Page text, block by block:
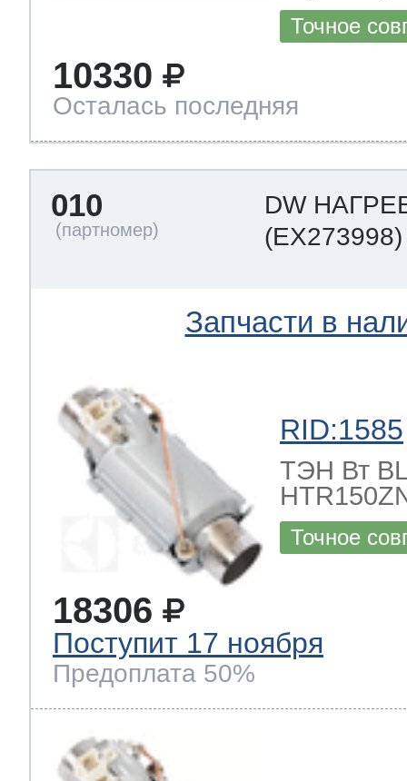
Точное
10330
Осталась последняя
010
DW
(EX273998)
Запчасти в
RID:1585
ТЭН Вт
Точное
18306
Поступит 17 ноября
Предоплата 50%